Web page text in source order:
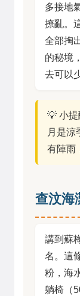
多接地
撩亂。
全部掏
的秘境
去可以
💡 小
月是涼
有陣雨
查汶海
講到蘇
名。這
粉，海
躺椅（